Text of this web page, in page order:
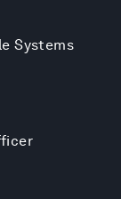
Systems